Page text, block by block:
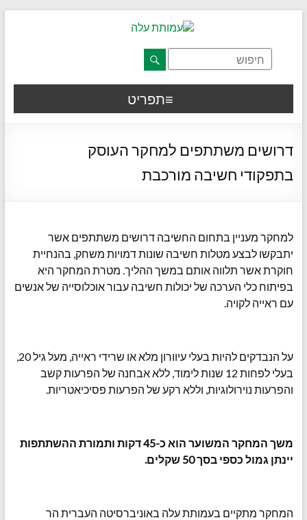
דלג לתוכן רצוי/Skip to content
afsdfas
תפריט
דרושים משתתפים למחקר העוסק
בתפקודי חשיבה מורכבת
למחקר מעניין בתחום החשיבה דרושים משתתפים אשר
יתבקשו לבצע מטלות חשיבה שונות דמויות משחק, בהנחיית
חוקרת אשר תלווה אותם במשך ההליך. מטרת המחקר היא
בפיתוח כלי הערכה של יכולות חשיבה עבור אוכלוסייה של אנשים
עם ראייה לקויה.
בעלי לפחות 12 שנות לימוד, ללא אבחנה של הפרעות קשב
והפרעות נוירולוגיות, וללא רקע של הפרעות פסיכיאטריות.
משך המחקר המשוער הוא כ-45 דקות ותמורת ההשתתפות
יינתן גמול כספי בסך 50 שקלים.
המחקר מתקיים בעמותת עלה באוניברסיטה העברית הר